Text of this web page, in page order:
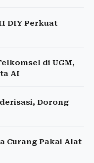
DIY Perkuat
di UGM,
AI
Dorong
Curang Pakai Alat